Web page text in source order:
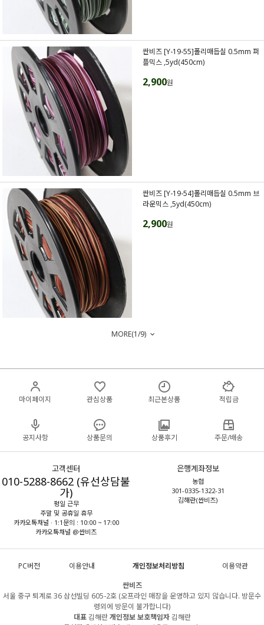
싼비즈 [Y-19-55]폴리매듭실 0.5mm 퍼
플믹스 ,5yd(450cm)
2,900원
싼비즈 [Y-19-54]폴리매듭실 0.5mm 브
라운믹스 ,5yd(450cm)
2,900원
MORE(1/9)
마이페이지 관심상품 최근본상품 적립금
공지사항 상품문의 상품후기 주문/배송
고객센터
010-5288-8662 (유선상담불
가)
평일 근무
주말 및 공휴일 휴무
카카오톡채널 · 1:1문의 : 10:00 ~ 17:00
카카오톡채널 @싼비즈
은행계좌정보
농협
301-0335-1322-31
김해란(싼비즈)
PC버전 이용안내 개인정보처리방침
이용약관
싼비즈
서울 중구 퇴계로 36 삼선빌딩 605-2호 (오프라인 매장을 운영하고 있지 않습니다. 방문수
령외에 방문이 불가합니다)
대표김해란개인정보 보호책임자김해란